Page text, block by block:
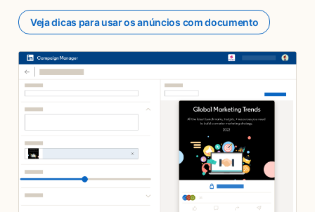
Veja dicas para usar os anúncios com documento